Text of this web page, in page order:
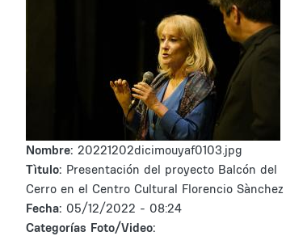
Nombre: 20221202dicimouyaf0103.jpg
Tìtulo: Presentación del proyecto Balcón del
Cerro en el Centro Cultural Florencio Sànchez
Fecha: 05/12/2022 - 08:24
Categorías Foto/Video: